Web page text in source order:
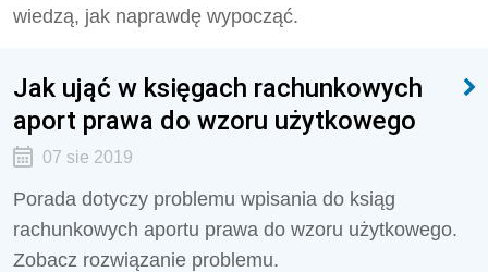
wiedzą, jak naprawdę wypocząć.
Jak ująć w księgach rachunkowych
aport prawa do wzoru użytkowego
07 sie 2019
Porada dotyczy problemu wpisania do ksiąg
rachunkowych aportu prawa do wzoru użytkowego.
Zobacz rozwiązanie problemu.